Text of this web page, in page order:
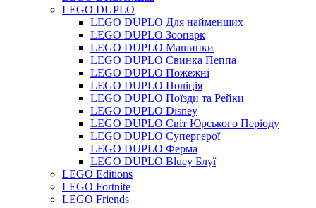
LEGO DUPLO
LEGO DUPLO Для найменших
LEGO DUPLO Зоопарк
LEGO DUPLO Машинки
LEGO DUPLO Свинка Пеппа
LEGO DUPLO Пожежні
LEGO DUPLO Поліція
LEGO DUPLO Поїзди та Рейки
LEGO DUPLO Disney
LEGO DUPLO Світ Юрського Періоду
LEGO DUPLO Супергерої
LEGO DUPLO Ферма
LEGO DUPLO Bluey Блуї
LEGO Editions
LEGO Fortnite
LEGO Friends